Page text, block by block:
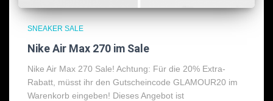
SNEAKER SALE
Nike Air Max 270 im Sale
Nike Air Max 270 Sale! Achtung: Für die 20% Extra-
Rabatt, müsst ihr den Gutscheincode GLAMOUR20 im
Warenkorb eingeben! Dieses Angebot ist